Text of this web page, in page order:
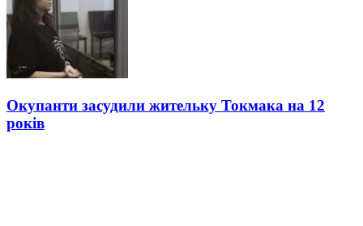
Окупанти засудили жительку Токмака на 12
років